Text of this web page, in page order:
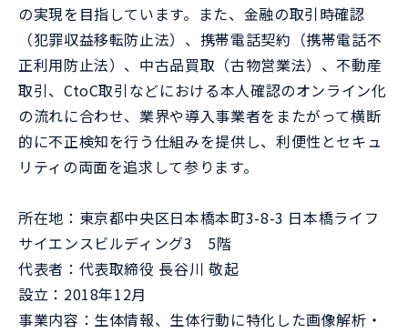
の実現を目指しています。また、金融の取引時確認
（犯罪収益移転防止法）、携帯電話契約（携帯電話不
正利用防止法）、中古品買取（古物営業法）、不動産
取引、CtoC取引などにおける本人確認のオンライン化
の流れに合わせ、業界や導入事業者をまたがって横断
的に不正検知を行う仕組みを提供し、利便性とセキュ
リティの両面を追求して参ります。
所在地：東京都中央区日本橋本町3-8-3 日本橋ライフ
サイエンスビルディング3 5階
代表者：代表取締役 長谷川 敬起
設立：2018年12月
事業内容：生体情報、生体行動に特化した画像解析・